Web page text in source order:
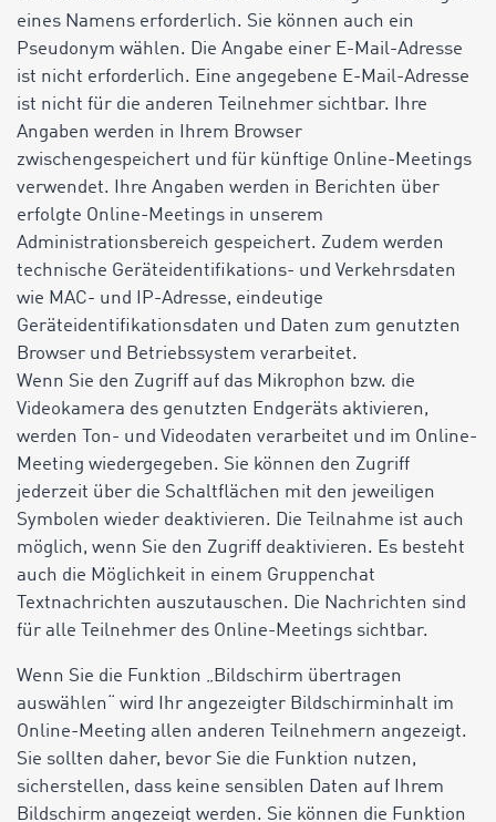
eines Namens erforderlich. Sie können auch ein
Pseudonym wählen. Die Angabe einer E-Mail-Adresse
ist nicht erforderlich. Eine angegebene E-Mail-Adresse
ist nicht für die anderen Teilnehmer sichtbar. Ihre
Angaben werden in Ihrem Browser
zwischengespeichert und für künftige Online-Meetings
verwendet. Ihre Angaben werden in Berichten über
erfolgte Online-Meetings in unserem
Administrationsbereich gespeichert. Zudem werden
technische Geräteidentifikations- und Verkehrsdaten
wie MAC- und IP-Adresse, eindeutige
Geräteidentifikationsdaten und Daten zum genutzten
Browser und Betriebssystem verarbeitet.
Wenn Sie den Zugriff auf das Mikrophon bzw. die
Videokamera des genutzten Endgeräts aktivieren,
werden Ton- und Videodaten verarbeitet und im Online-
Meeting wiedergegeben. Sie können den Zugriff
jederzeit über die Schaltflächen mit den jeweiligen
Symbolen wieder deaktivieren. Die Teilnahme ist auch
möglich, wenn Sie den Zugriff deaktivieren. Es besteht
auch die Möglichkeit in einem Gruppenchat
Textnachrichten auszutauschen. Die Nachrichten sind
für alle Teilnehmer des Online-Meetings sichtbar.
Wenn Sie die Funktion „Bildschirm übertragen
auswählen“ wird Ihr angezeigter Bildschirminhalt im
Online-Meeting allen anderen Teilnehmern angezeigt.
Sie sollten daher, bevor Sie die Funktion nutzen,
sicherstellen, dass keine sensiblen Daten auf Ihrem
Bildschirm angezeigt werden. Sie können die Funktion